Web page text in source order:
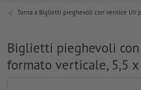
Torna a Biglietti pieghevoli con vernice UV
Biglietti pieghevoli
formato verticale, 5,5 x